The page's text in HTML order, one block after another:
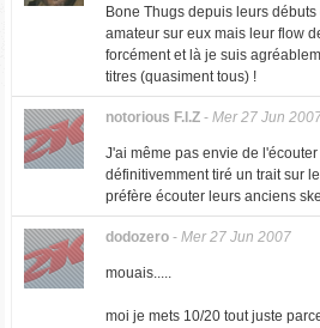
Bone Thugs depuis leurs
amateur sur eux mais leur flow
forcément et là je suis
titres (quasiment tous) !
notorious F.I.Z- Mer 27 Jun
J'ai même pas envie de
définitivemment tiré un trait sur
préfère écouter leurs anciens
dodozero- Mer 27 Jun 2007
mouais.....
moi je mets 10/20 tout juste